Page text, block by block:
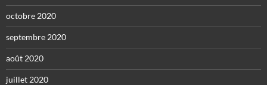
octobre 2020
septembre 2020
août 2020
juillet 2020